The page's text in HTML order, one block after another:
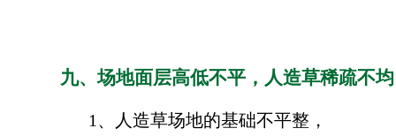
九、场地面层高低不平，人造草稀疏不
1、人造草场地的基础不平整，